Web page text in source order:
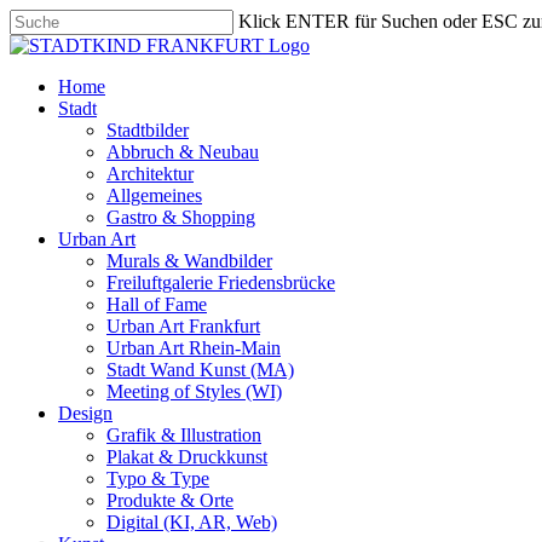
Skip
to
content
Klick ENTER für Suchen oder ESC
Close
search
Menu
Home
Stadt
Stadtbilder
Abbruch & Neubau
Architektur
Allgemeines
Gastro & Shopping
Urban Art
Murals & Wandbilder
Freiluftgalerie Friedensbrücke
Hall of Fame
Urban Art Frankfurt
Urban Art Rhein-Main
Stadt Wand Kunst (MA)
Meeting of Styles (WI)
Design
Grafik & Illustration
Plakat & Druckkunst
Typo & Type
Produkte & Orte
Digital (KI, AR, Web)